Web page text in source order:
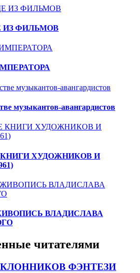
ИЗ ФИЛЬМОВ
музыкантов-авангардистов
ХУДОЖНИКОВ И
ВЛАДИСЛАВА
читателями
ФЭНТЕЗИ